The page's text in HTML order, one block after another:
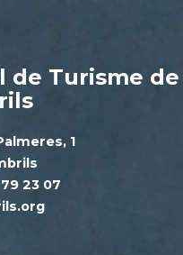
de Turisme de
1
23 07